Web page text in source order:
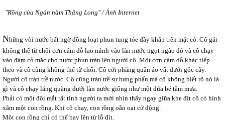
"Rồng của Ngàn năm Thăng Long" / Ảnh Internet
Những vòi nước bất ngờ đồng loạt phun tung tóe đầy khắp trên mặt cỏ. Cô gái
không thể từ chối cơn cám dỗ lao mình vào làn nước ngọt ngào đó và cô chạy
vào đám cỏ mặc cho nước phun tràn lên người cô. Một cơn cám dỗ khác tiếp
theo và cô cũng không thể từ chối. Cô cởi phăng quần áo vất dưới gốc cây.
Người cô tràn trề nước. Cô cũng tràn trề sự hưng phấn mà cô không biết rõ nó là
gì và cô chạy lăng quăng dưới làn nước giống như một đứa bé tắm mưa.
Phải có một đôi mắt rất tinh người ta mới nhìn thấy ngay giữa khe đít cô có hình
xâm một con rồng. Khi cô chạy, con rồng oằn oại cử động.
Một con rồng chỉ có thể bay lên từ lỗ đít.